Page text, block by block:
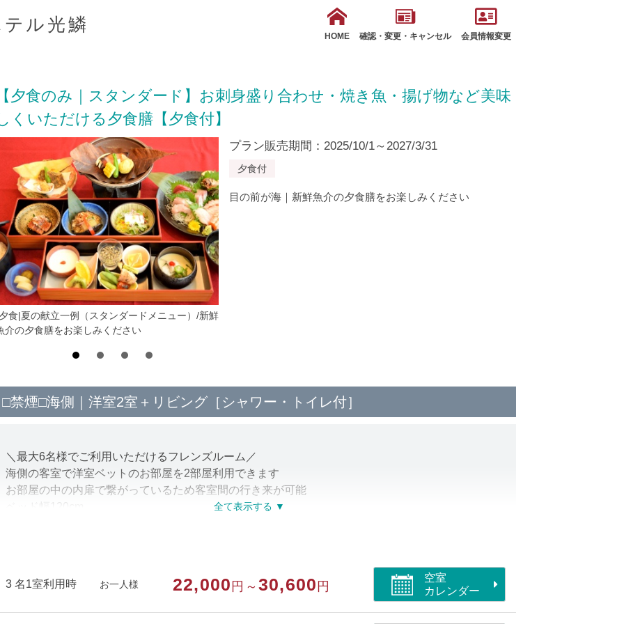
ル光鱗
HOME 確認・変更・キャンセル 会員情報変更
夕食のみ｜スタンダード】お刺身盛り合わせ・焼き魚・揚げ物など美味
くいただける夕食膳【夕食付】
食|夏の献立一例（スタンダードメニュー）/新鮮
介の夕食膳をお楽しみください
プラン販売期間：2025/10/1～2027/3/31
夕食付
目の前が海｜新鮮魚介の夕食膳をお楽しみください
□禁煙□海側｜洋室2室＋リビング［シャワー・トイレ付］
＼最大6名様でご利用いただけるフレンズルーム／
海側の客室で洋室ベットのお部屋を2部屋利用できます
お部屋の中の内扉で繋がっているため客室間の行き来が可能
【部屋設備・アメニティ】
3 名1室利用時 お一人様 22,000 円～ 30,600 円
空室
カレンダー